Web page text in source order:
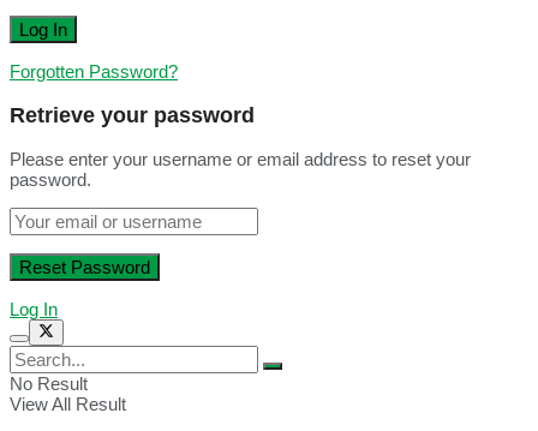
Forgotten Password?
Retrieve your password
Please enter your username or email address to reset your
password.
Log In
No Result
View All Result